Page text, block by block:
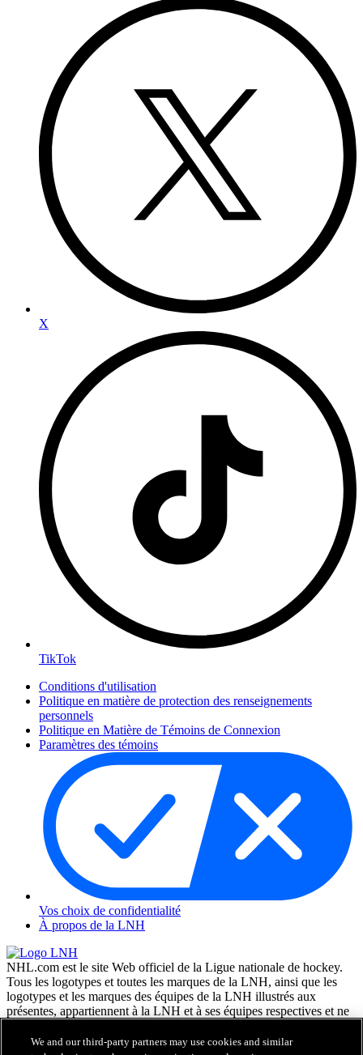
X
TikTok
Conditions d'utilisation
Politique en matière de protection des renseignements
personnels
Politique en Matière de Témoins de Connexion
Paramètres des témoins
Vos choix de confidentialité
À propos de la LNH
NHL.com est le site Web officiel de la Ligue nationale de hockey.
Tous les logotypes et toutes les marques de la LNH, ainsi que les
logotypes et les marques des équipes de la LNH illustrés aux
présentes, appartiennent à la LNH et à ses équipes respectives et ne
Enterprises, L.P. © LNH 2026. Tous droits réservés. Tous les
We and our third-party partners may use cookies and similar